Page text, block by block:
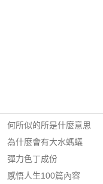
何所似的所是什麼意思
為什麼會有大水螞蟻
彈力色丁成份
感悟人生100篇內容